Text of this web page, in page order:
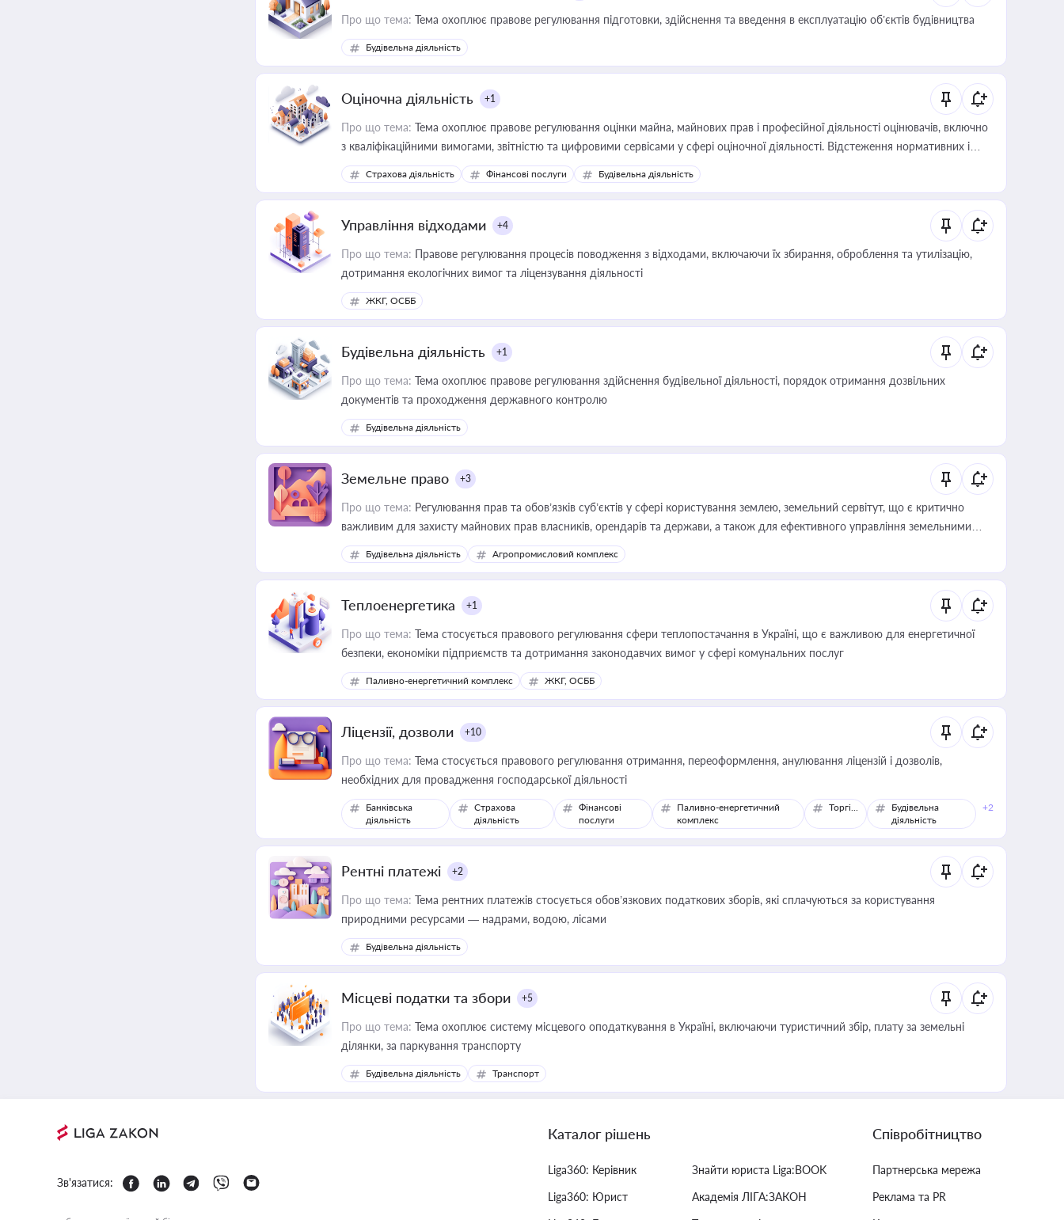
Про що тема: Тема охоплює правове регулювання підготовки, здійснення та введення в експлуатацію об’єктів будівництва
Будівельна діяльність
Оціночна діяльність +1
Про що тема: Тема охоплює правове регулювання оцінки майна, майнових прав і професійної діяльності оцінювачів, включно
з кваліфікаційними вимогами, звітністю та цифровими сервісами у сфері оціночної діяльності. Відстеження нормативних і
медійних змін у цій сфері корисне для власника бізнесу, керівника, юриста або бухгалтера під час оподаткування,
приватизації, оренди державного майна, корпоративних угод і перевірки статусу суб'єктів оціночної діяльності
Страхова діяльність Фінансові послуги Будівельна діяльність
Управління відходами +4
Про що тема: Правове регулювання процесів поводження з відходами, включаючи їх збирання, оброблення та утилізацію,
дотримання екологічних вимог та ліцензування діяльності
ЖКГ, ОСББ
Будівельна діяльність +1
Про що тема: Тема охоплює правове регулювання здійснення будівельної діяльності, порядок отримання дозвільних
документів та проходження державного контролю
Будівельна діяльність
Земельне право +3
Про що тема: Регулювання прав та обов’язків суб’єктів у сфері користування землею, земельний сервітут, що є критично
важливим для захисту майнових прав власників, орендарів та держави, а також для ефективного управління земельними
ресурсами
Будівельна діяльність Агропромисловий комплекс
Теплоенергетика +1
Про що тема: Тема стосується правового регулювання сфери теплопостачання в Україні, що є важливою для енергетичної
безпеки, економіки підприємств та дотримання законодавчих вимог у сфері комунальних послуг
Паливно-енергетичний комплекс ЖКГ, ОСББ
Ліцензії, дозволи +10
Про що тема: Тема стосується правового регулювання отримання, переоформлення, анулювання ліцензій і дозволів,
необхідних для провадження господарської діяльності
Банківська
діяльність
Страхова
діяльність
Фінансові
послуги
Паливно-енергетичний
комплекс
Торгівля
Будівельна
діяльність
+2
Рентні платежі +2
Про що тема: Тема рентних платежів стосується обов’язкових податкових зборів, які сплачуються за користування
природними ресурсами — надрами, водою, лісами
Будівельна діяльність
Місцеві податки та збори +5
Про що тема: Тема охоплює систему місцевого оподаткування в Україні, включаючи туристичний збір, плату за земельні
ділянки, за паркування транспорту
Будівельна діяльність Транспорт
Зв'язатися:
Каталог рішень
Liga360: Керівник
Liga360: Юрист
Знайти юриста Liga:BOOK
Академія ЛІГА:ЗАКОН
Співробітництво
Партнерська мережа
Реклама та PR